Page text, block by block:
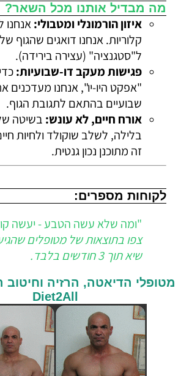
מה מבדיל אותנו מכל השאר?
איזון הורמונלי ומטבולי:אנחנו
קלוריות. אנחנו דואגים שהגוף
ל"סטגנציה" (עצירה בירידה).
פגישות מעקב דו-שבועיות:
"אפקט היו-יו", אנחנו מעדכנים
שבועיים בהתאם לתגובת הגוף.
אורח חיים, לא עונש: בשיטה
בלילה, לשלב שוקולד ולחיות
זה מתוכנן נכון גנטית.
לקוחות מספרים:
"ומה שלא עשה הטבע - יעשה
צפו בתוצאות של מטופלים
שיא תוך 3 חודשים בלבד.
מטופלי הדיאטה, הרזיה
Diet2All